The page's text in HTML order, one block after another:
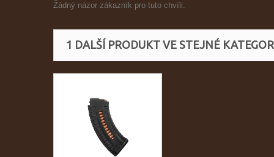
Žádný názor zákazník pro tuto chvíli.
1 DALŠÍ PRODUKT VE STEJNÉ